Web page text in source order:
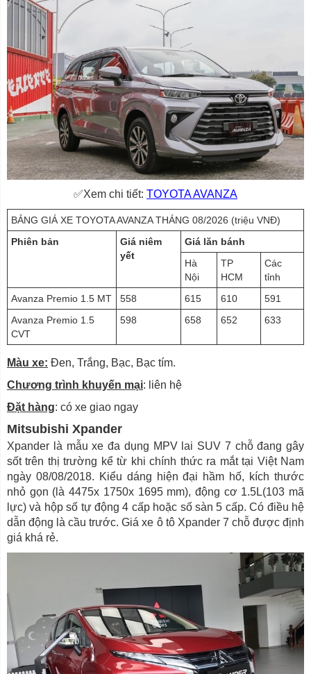
✅Xem chi tiết: TOYOTA AVANZA
BẢNG GIÁ XE TOYOTA AVANZA THÁNG 08/2026 (triệu VNĐ)
Phiên bản
Giá niêm
yết
Giá lăn bánh
Hà
Nội
TP
HCM
Các
tỉnh
Avanza Premio 1.5 MT
558 615 610
591
Avanza Premio 1.5
CVT
598 658 652 633
Màu xe: Đen, Trắng, Bạc, Bạc tím.
Chương trình khuyến mại: liên hệ
Đặt hàng: có xe giao ngay
Mitsubishi Xpander
Xpander là mẫu xe đa dụng MPV lai SUV 7 chỗ đang gây
sốt trên thị trường kể từ khi chính thức ra mắt tại Việt Nam
ngày 08/08/2018. Kiểu dáng hiện đại hầm hố, kích thước
nhỏ gọn (là 4475x 1750x 1695 mm), động cơ 1.5L(103 mã
lực) và hộp số tự động 4 cấp hoặc số sàn 5 cấp. Có điều hệ
dẫn động là cầu trước. Giá xe ô tô Xpander 7 chỗ được định
giá khá rẻ.